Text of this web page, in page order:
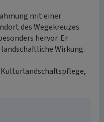
mit einer
des Wegekreuzes
hervor. Er
Wirkung.